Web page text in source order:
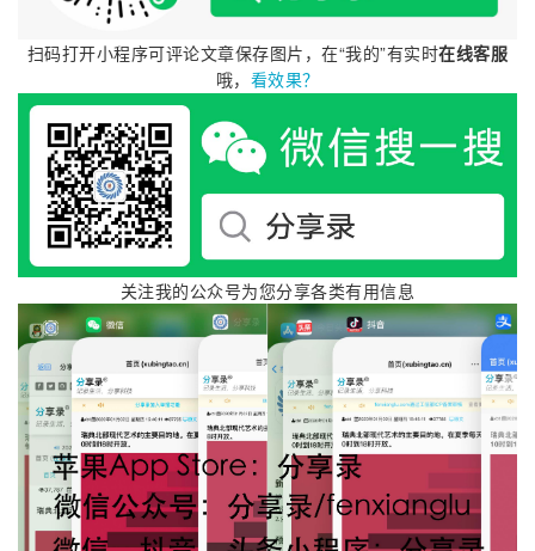
第二步是验证备案类型，这一步主要填写APP名称
和云服务器，云资源可以是该账号的云服务器或者
其他账号生成的备案授权码。
扫码打开小程序可评论文章保存图片，在“我的”有实时在线客服
哦， 看效果？
关注我的公众号为您分享各类有用信息